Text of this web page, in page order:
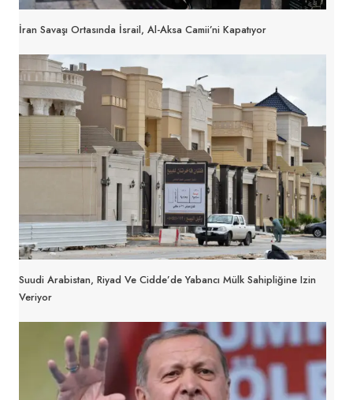
İran Savaşı Ortasında İsrail, Al-Aksa Camii’ni Kapatıyor
Suudi Arabistan, Riyad Ve Cidde’de Yabancı Mülk Sahipliğine Izin
Veriyor